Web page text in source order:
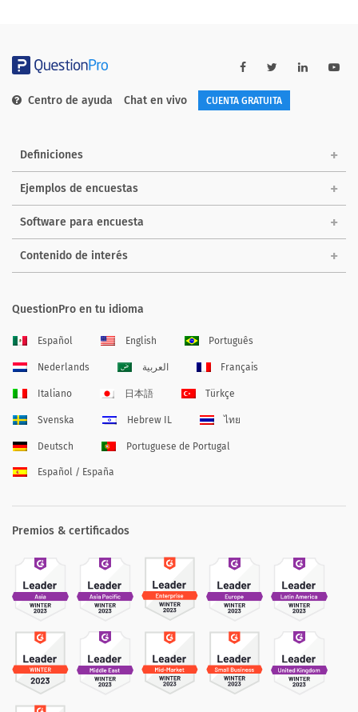
Centro de ayuda Chat en vivo CUENTA GRATUITA
Definiciones
Ejemplos de encuestas
Software para encuesta
Contenido de interés
QuestionPro en tu idioma
Español English Português
Nederlands العربية Français
Italiano 日本語 Türkçe
Svenska Hebrew IL ไทย
Deutsch Portuguese de Portugal
Español / España
Premios & certificados